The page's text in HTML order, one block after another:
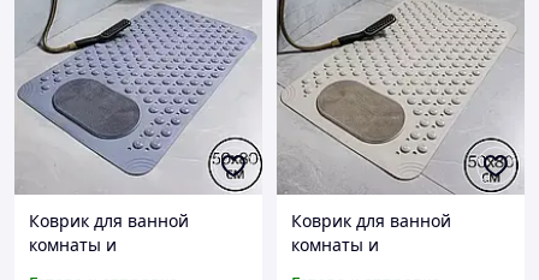
Коврик для ванной
комнаты и
Коврик для ванной
комнаты и